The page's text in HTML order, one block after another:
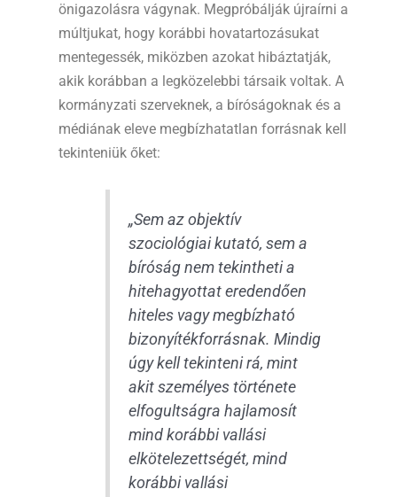
önigazolásra vágynak. Megpróbálják újraírni a
múltjukat, hogy korábbi hovatartozásukat
mentegessék, miközben azokat hibáztatják,
akik korábban a legközelebbi társaik voltak. A
kormányzati szerveknek, a bíróságoknak és a
médiának eleve megbízhatatlan forrásnak kell
tekinteniük őket:
„Sem az objektív
szociológiai kutató, sem a
bíróság nem tekintheti a
hitehagyottat eredendően
hiteles vagy megbízható
bizonyítékforrásnak. Mindig
úgy kell tekinteni rá, mint
akit személyes története
elfogultságra hajlamosít
mind korábbi vallási
elkötelezettségét, mind
korábbi vallási